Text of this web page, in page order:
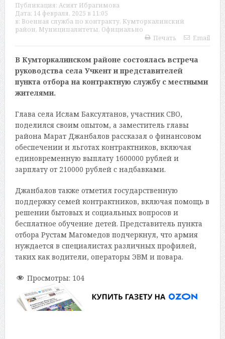
Публикация: Асият Ибрагимова
Дата: 14 февраля, 2025 в 11:05
в: Военная служба по контракту, Кумторкалинский
район, Муниципалитеты, Официально
Печать
Email
В Кумторкалинском районе состоялась встреча
руководства села Учкент и представителей
пункта отбора на контрактную службу с местными
жителями.
Глава села Ислам Баксултанов, участник СВО,
поделился своим опытом, а заместитель главы
района Марат Джанбалов рассказал о финансовом
обеспечении и льготах контрактников, включая
единовременную выплату 1600000 рублей и
зарплату от 210000 рублей с надбавками.
Джанбалов также отметил государственную
поддержку семей контрактников, включая помощь в
решении бытовых и социальных вопросов и
бесплатное обучение детей. Представитель пункта
отбора Рустам Магомедов подчеркнул, что армия
нуждается в специалистах различных профилей,
таких как водители, операторы ЭВМ и повара.
Просмотры: 104